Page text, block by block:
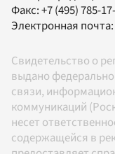
Факс:+7 (495) 785-
Электронная почта:
Свидетельство о
выдано
связи,
коммуникаций
несет
содержащейся в